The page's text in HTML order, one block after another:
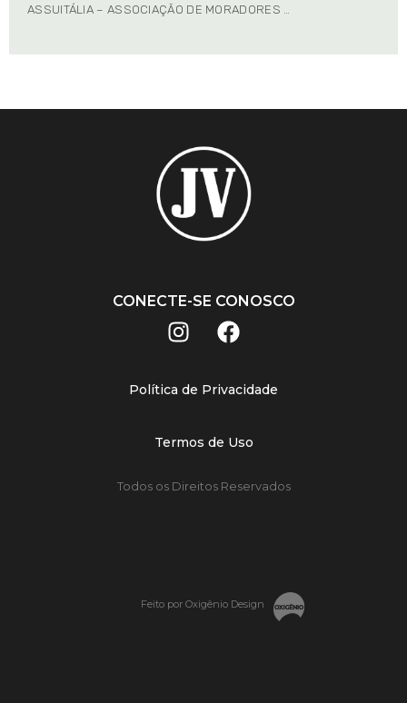
ASSUITÁLIA – ASSOCIAÇÃO DE MORADORES …
CONECTE-SE CONOSCO
Política de Privacidade
Termos de Uso
Todos os Direitos Reservados
Feito por Oxigênio Design